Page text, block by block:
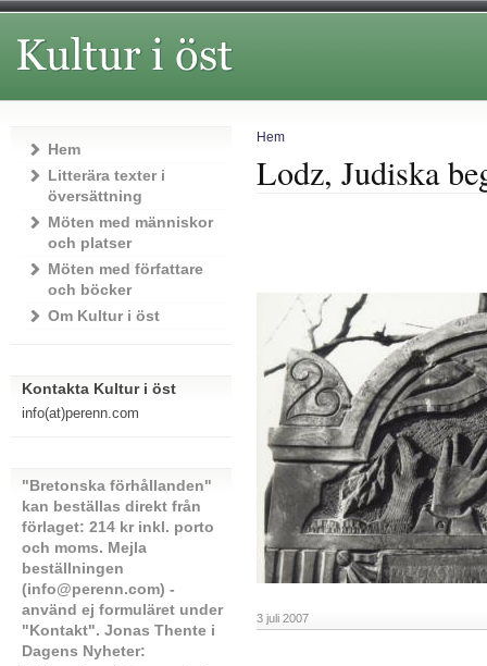
Hem
Lodz, Judiska
3 juli 2007
Hem
Litterära texter i
översättning
Möten med människor
och platser
Möten med författare
och böcker
Om Kultur i öst
Kontakta Kultur i öst
info(at)perenn.com
"Bretonska förhållanden"
kan beställas direkt från
förlaget: 214 kr inkl. porto
och moms. Mejla
beställningen
(info@perenn.com) -
använd ej formuläret under
"Kontakt". Jonas Thente i
Dagens Nyheter: